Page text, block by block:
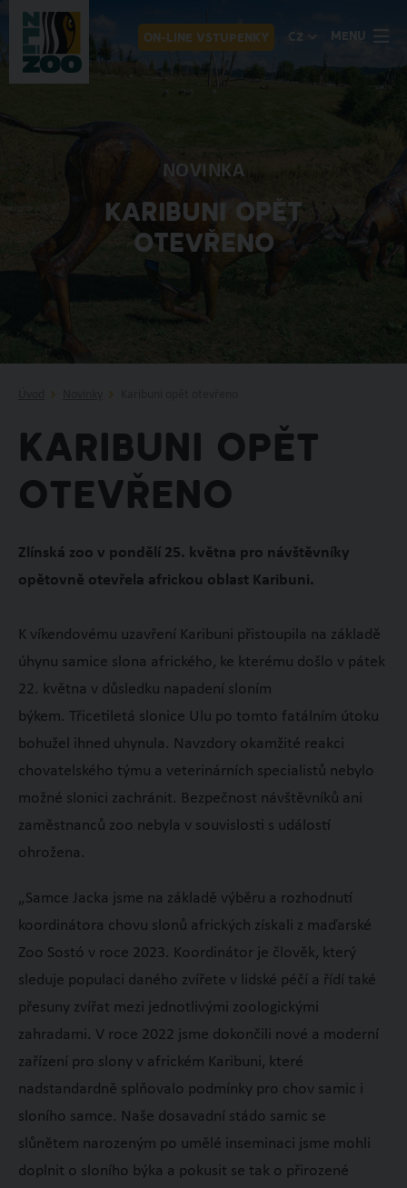
ON-LINE VSTUPENKY CZ MENU
NOVINKA
KARIBUNI OPĚT
OTEVŘENO
Karibuni opět
otevřeno
Zlínská zoo v pondělí 25. května pro návštěvníky
opětovně otevřela africkou oblast Karibuni.
K víkendovému uzavření Karibuni přistoupila na základě
úhynu samice slona afrického, ke kterému došlo v pátek
22. května v důsledku napadení sloním
býkem. Třicetiletá slonice Ulu po tomto fatálním útoku
bohužel ihned uhynula. Navzdory okamžité reakci
chovatelského týmu a veterinárních specialistů nebylo
možné slonici zachránit. Bezpečnost návštěvníků ani
zaměstnanců zoo nebyla v souvislosti s událostí
ohrožena.
„Samce Jacka jsme na základě výběru a rozhodnutí
koordinátora chovu slonů afrických získali z maďarské
Zoo Sostó v roce 2023. Koordinátor je člověk, který
sleduje populaci daného zvířete v lidské péčí a řídí také
přesuny zvířat mezi jednotlivými zoologickými
zahradami. V roce 2022 jsme dokončili nové a moderní
zařízení pro slony v africkém Karibuni, které
nadstandardně splňovalo podmínky pro chov samic i
sloního samce. Naše dosavadní stádo samic se
slůnětem narozeným po umělé inseminaci jsme mohli
doplnit o sloního býka a pokusit se tak o přirozené